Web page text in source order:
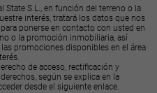
State S.L., en función del terreno o la
interés, tratará los datos que nos
ponerse en contacto con usted en
o la promoción inmobiliaria, así
promociones disponibles en el área
de acceso, rectificación y
según se explica en la
desde el siguiente enlace.